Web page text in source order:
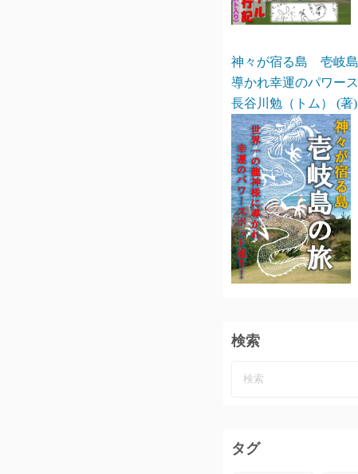
神々が宿る島 壱岐島
導かれ幸運のパワー
長谷川勉（トム） (著)
検索
タグ